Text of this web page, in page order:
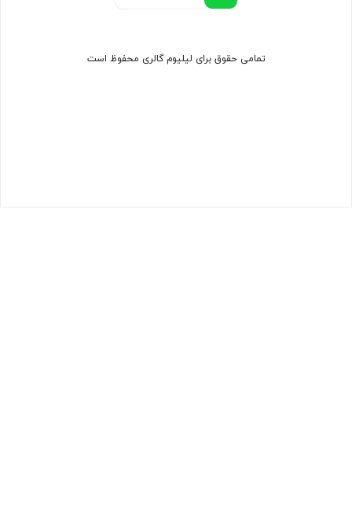
تمامی حقوق برای لیلیوم گالری محفوظ است